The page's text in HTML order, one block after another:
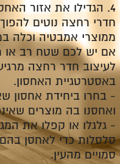
4. הגדילו את אזור
חדרי רחצה נוטים
ממוצרי אמבטיה וכלה
אם יש לכם שטח רב או
לעיצוב חדר רחצה
באסטרטגיית האחסון.
- בחרו ביחידת אחסון
ואחסנו בה מוצרים
- גלגלו או קפלו את
סלסלות כדי לאחסן
סמויים מהעין.